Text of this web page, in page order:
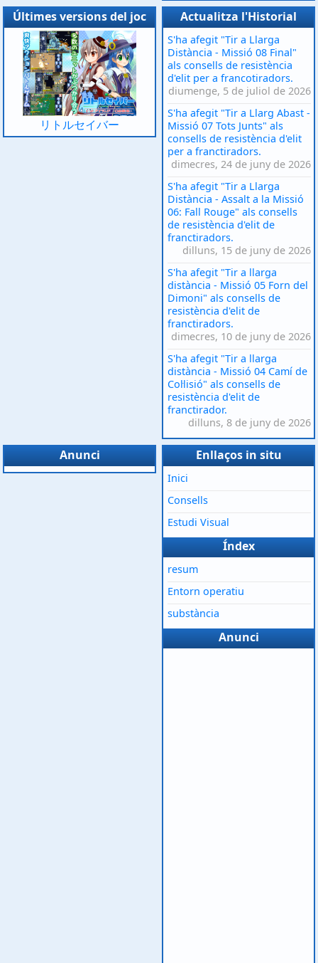
Últimes versions del joc
リトルセイバー
Actualitza l'Historial
S'ha afegit "Tir a Llarga
Distància - Missió 08 Final"
als consells de resistència
d'elit per a francotiradors.
diumenge, 5 de juliol de 2026
S'ha afegit "Tir a Llarg Abast -
Missió 07 Tots Junts" als
consells de resistència d'elit
per a franctiradors.
dimecres, 24 de juny de 2026
S'ha afegit "Tir a Llarga
Distància - Assalt a la Missió
06: Fall Rouge" als consells
de resistència d'elit de
franctiradors.
dilluns, 15 de juny de 2026
S'ha afegit "Tir a llarga
distància - Missió 05 Forn del
Dimoni" als consells de
resistència d'elit de
franctiradors.
dimecres, 10 de juny de 2026
S'ha afegit "Tir a llarga
distància - Missió 04 Camí de
Col·lisió" als consells de
resistència d'elit de
franctirador.
dilluns, 8 de juny de 2026
Anunci Enllaços in situ
Inici
Consells
Estudi Visual
Índex
resum
Entorn operatiu
substància
Anunci